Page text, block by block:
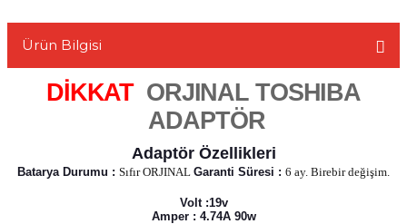
Ürün Bilgisi
DİKKATORJINAL TOSHIBA
ADAPTÖR
Adaptör Özellikleri
Batarya Durumu : Sıfır ORJINAL Garanti Süresi : 6 ay. Birebir değişim.
Volt :19v
Amper : 4.74A 90w